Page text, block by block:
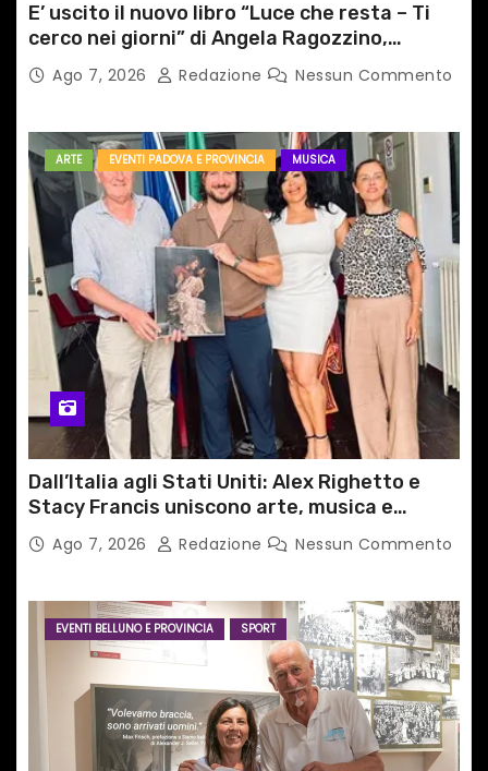
E’ uscito il nuovo libro “Luce che resta – Ti
cerco nei giorni” di Angela Ragozzino,
medico primario di Capua
Ago 7, 2026 Redazione Nessun Commento
ARTE EVENTI PADOVA E PROVINCIA MUSICA
Dall’Italia agli Stati Uniti: Alex Righetto e
Stacy Francis uniscono arte, musica e
tecnologia in un nuovo progetto
internazionale”
Ago 7, 2026 Redazione Nessun Commento
EVENTI BELLUNO E PROVINCIA SPORT